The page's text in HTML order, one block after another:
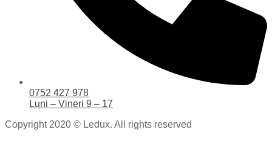
0752 427 978
Luni – Vineri 9 – 17
Copyright 2020 © Ledux. All rights reserved